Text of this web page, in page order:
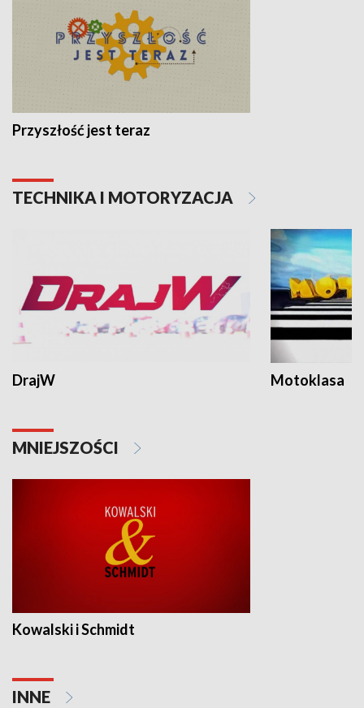
Przyszłość jest teraz
TECHNIKA I MOTORYZACJA
DrajW Motoklasa
MNIEJSZOŚCI
Kowalski i Schmidt
INNE